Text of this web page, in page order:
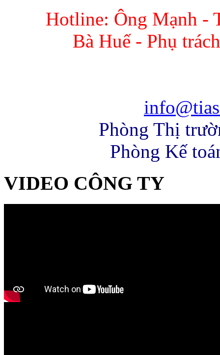
Hotline: Ông Mạnh -
Bà Huế - Phụ
Phòng Thị
Phòng Kế
VIDEO CÔNG TY